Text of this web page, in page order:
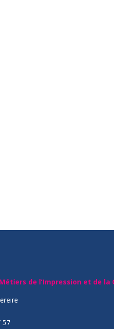
de l’Impression et de la
57